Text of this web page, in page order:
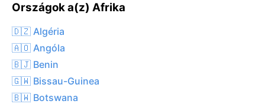
Országok a(z) Afrika
🇩🇿 Algéria
🇦🇴 Angóla
🇧🇯 Benin
🇬🇼 Bissau-Guinea
🇧🇼 Botswana